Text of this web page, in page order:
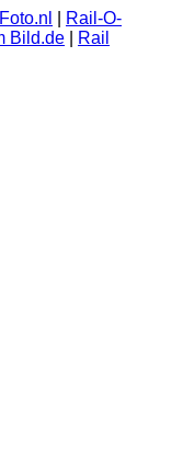
Rail-O-
Bild.de
Rail